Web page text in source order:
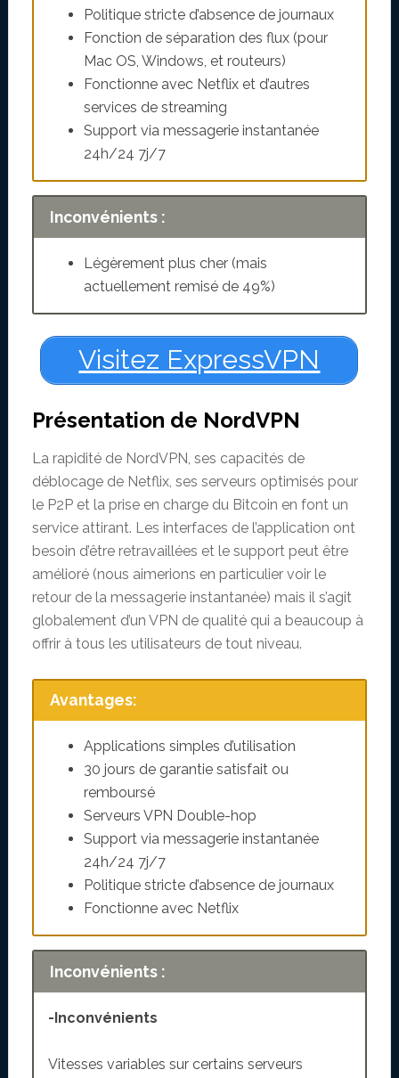
Politique stricte d’absence de journaux
Fonction de séparation des flux (pour
Mac OS, Windows, et routeurs)
Fonctionne avec Netflix et d’autres
services de streaming
Support via messagerie instantanée
24h/24 7j/7
Inconvénients :
Légèrement plus cher (mais
actuellement remisé de 49%)
Visitez ExpressVPN
Présentation de NordVPN
La rapidité de NordVPN, ses capacités de
déblocage de Netflix, ses serveurs optimisés pour
le P2P et la prise en charge du Bitcoin en font un
service attirant. Les interfaces de l’application ont
besoin d’être retravaillées et le support peut être
amélioré (nous aimerions en particulier voir le
retour de la messagerie instantanée) mais il s’agit
globalement d’un VPN de qualité qui a beaucoup à
offrir à tous les utilisateurs de tout niveau.
Avantages:
Applications simples d’utilisation
30 jours de garantie satisfait ou
remboursé
Serveurs VPN Double-hop
Support via messagerie instantanée
24h/24 7j/7
Politique stricte d’absence de journaux
Fonctionne avec Netflix
Inconvénients :
-Inconvénients
Vitesses variables sur certains serveurs